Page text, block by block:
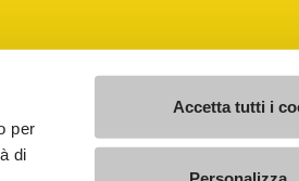
per
di
Accetta tutti i
et noms d'entreprises de tiers
profit du propriétaire, sans impliquer